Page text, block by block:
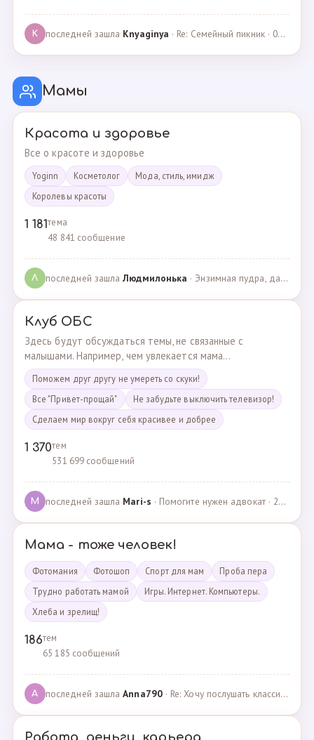
K последней зашла Knyaginya · Re: Семейный пикник · 07.05.2025
Мамы
Красота и здоровье
Все о красоте и здоровье
Yoginn Косметолог
Мода, стиль, имидж
Королевы красоты
1 181тема
48 841 сообщение
Л последней зашлаЛюдмилонькa · Энзимная пудра, да или нет? · 29.06.2025
Клуб ОБС
Здесь будут обсуждаться темы, не связанные с
малышами. Например, чем увлекается мама...
Поможем друг другу не умереть со скуки!
Все "Привет-прощай"
Не забудьте выключить телевизор!
Сделаем мир вокруг себя красивее и добрее
1 370тем
531 699 сообщений
M последней зашла Mari-s · Помогите нужен адвокат · 24.04.2025
Мама - тоже человек!
Фотомания Фотошоп Спорт для мам
Проба пера
Трудно работать мамой
Игры. Интернет. Компьютеры.
Хлеба и зрелищ!
186тем
65 185 сообщений
A последней зашлаAnna790· Re: Хочу послушать классику · 22.03.2025
Работа, деньги, карьера